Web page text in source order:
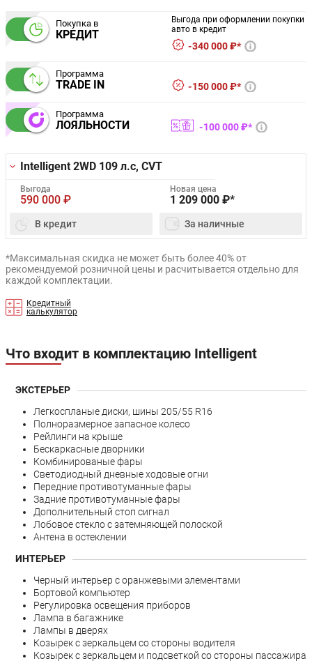
Покупка в
КРЕДИТ
Выгода при оформлении покупки
авто в кредит
340 000 ₽*
Программа
TRADE IN 150 000 ₽*
Программа
ЛОЯЛЬНОСТИ 100 000 ₽*
Intelligent 2WD 109 л.с, CVT
Выгода
590 000 ₽
Новая цена
1 209 000 ₽*
В кредит За наличные
*Максимальная скидка не может быть более 40% от
рекомендуемой розничной цены и расчитывается отдельно для
каждой комплектации.
Кредитный
калькулятор
Что входит в комплектацию Intelligent
ЭКСТЕРЬЕР
Легкоспланые диски, шины 205/55 R16
Полноразмерное запасное колесо
Рейлинги на крыше
Бескаркасные дворники
Комбинированые фары
Светодиодный дневные ходовые огни
Передние противотуманные фары
Задние противотуманные фары
Дополнительный стоп сигнал
Лобовое стекло с затемняющей полоской
Антена в остеклении
ИНТЕРЬЕР
Черный интерьер с оранжевыми элементами
Бортовой компьютер
Регулировка освещения приборов
Лампа в багажнике
Лампы в дверях
Козырек с зеркальцем со стороны водителя
Козырек с зеркальцем и подсветкой со стороны пассажира